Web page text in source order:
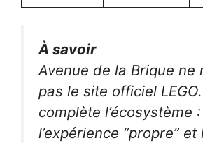
À savoir
Avenue de la Brique ne
pas le site officiel
complète l’écosystème
l’expérience “propre” et